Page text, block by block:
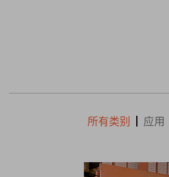
所有类别 应用